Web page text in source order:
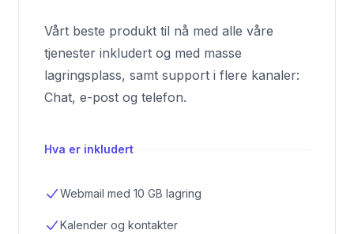
Vårt beste produkt til nå med alle våre
tjenester inkludert og med masse
lagringsplass, samt support i flere kanaler:
Chat, e-post og telefon.
Hva er inkludert
Webmail med 10 GB lagring
Kalender og kontakter